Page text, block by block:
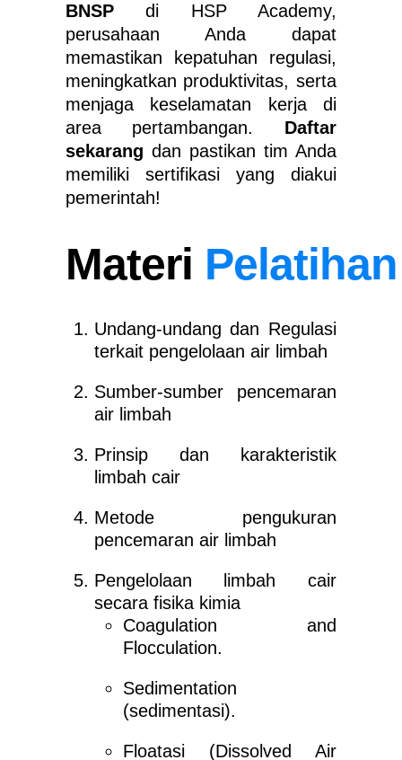
BNSP di HSP Academy,
perusahaan Anda dapat
memastikan kepatuhan regulasi,
meningkatkan produktivitas, serta
menjaga keselamatan kerja di
area pertambangan. Daftar
sekarang dan pastikan tim Anda
memiliki sertifikasi yang diakui
pemerintah!
Materi Pelatihan
Undang-undang dan Regulasi
terkait pengelolaan air limbah
Sumber-sumber pencemaran
air limbah
Prinsip dan karakteristik
limbah cair
Metode pengukuran
pencemaran air limbah
Pengelolaan limbah cair
secara fisika kimia
Coagulation and
Flocculation.
Sedimentation
(sedimentasi).
Floatasi (Dissolved Air